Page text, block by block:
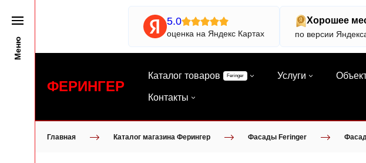
Меню
5.0
оценка на Яндекс Картах
Хорошее
по версии
ФЕРИНГЕР
Каталог товаров Feringer Услуги
Контакты
Главная Каталог магазина Ферингер Фасады Feringer